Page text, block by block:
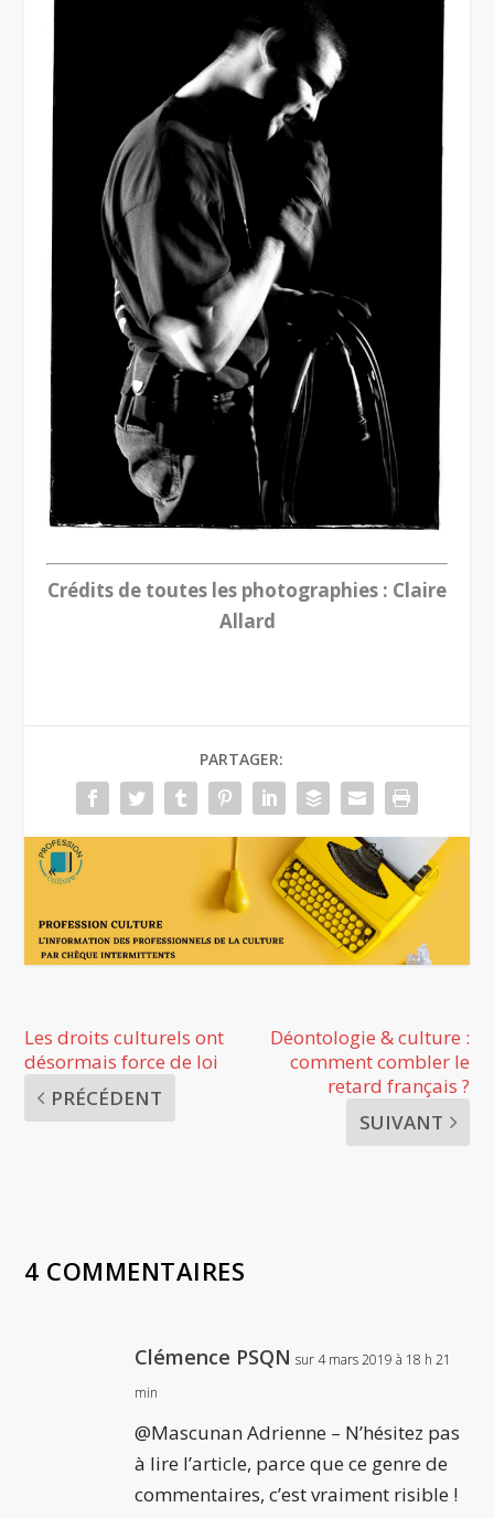
Crédits de toutes les photographies : Claire
Allard
PARTAGER:
Les droits culturels ont
désormais force de loi
PRÉCÉDENT
Déontologie & culture :
comment combler le
retard français ?
SUIVANT
4 COMMENTAIRES
Clémence PSQN sur 4 mars 2019 à 18 h 21
min
@Mascunan Adrienne – N’hésitez pas
à lire l’article, parce que ce genre de
commentaires, c’est vraiment risible !